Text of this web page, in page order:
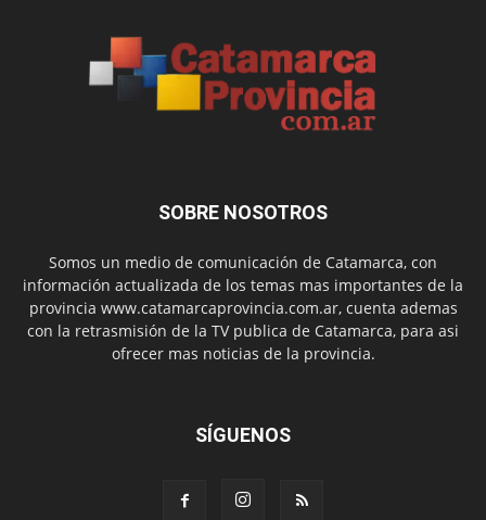
SOBRE NOSOTROS
Somos un medio de comunicación de Catamarca, con
información actualizada de los temas mas importantes de la
provincia www.catamarcaprovincia.com.ar, cuenta ademas
con la retrasmisión de la TV publica de Catamarca, para asi
ofrecer mas noticias de la provincia.
SÍGUENOS